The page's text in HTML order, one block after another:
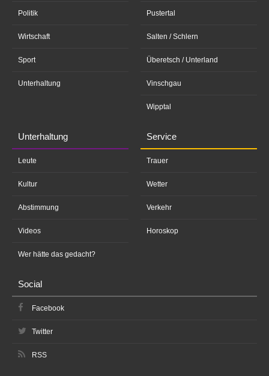
Politik
Wirtschaft
Sport
Unterhaltung
Pustertal
Salten / Schlern
Überetsch / Unterland
Vinschgau
Wipptal
Unterhaltung
Leute
Kultur
Abstimmung
Videos
Wer hätte das gedacht?
Service
Trauer
Wetter
Verkehr
Horoskop
Social
Facebook
Twitter
RSS